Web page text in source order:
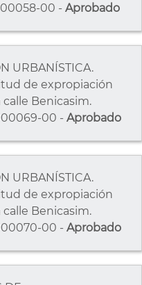
00 - Aprobado
URBANÍSTICA.
de expropiación
Benicasim.
00 - Aprobado
URBANÍSTICA.
de expropiación
Benicasim.
00 - Aprobado